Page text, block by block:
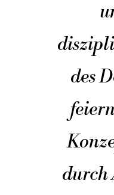
des
durch